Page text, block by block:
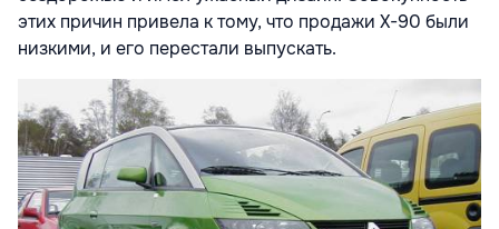
этих причин привела к тому, что продажи X-90 были
низкими, и его перестали выпускать.